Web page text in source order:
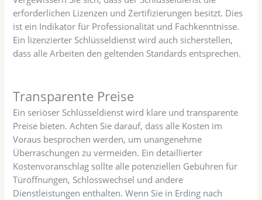
erforderlichen Lizenzen und Zertifizierungen besitzt. Dies
ist ein Indikator für Professionalität und Fachkenntnisse.
Ein lizenzierter Schlüsseldienst wird auch sicherstellen,
dass alle Arbeiten den geltenden Standards entsprechen.
Transparente Preise
Ein seriöser Schlüsseldienst wird klare und transparente
Preise bieten. Achten Sie darauf, dass alle Kosten im
Voraus besprochen werden, um unangenehme
Überraschungen zu vermeiden. Ein detaillierter
Kostenvoranschlag sollte alle potenziellen Gebühren für
Türöffnungen, Schlosswechsel und andere
Dienstleistungen enthalten. Wenn Sie in Erding nach